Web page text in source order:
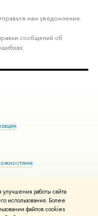
работы сайта
использования. Более
файлов cookies
нам уведомление.
сообщений об